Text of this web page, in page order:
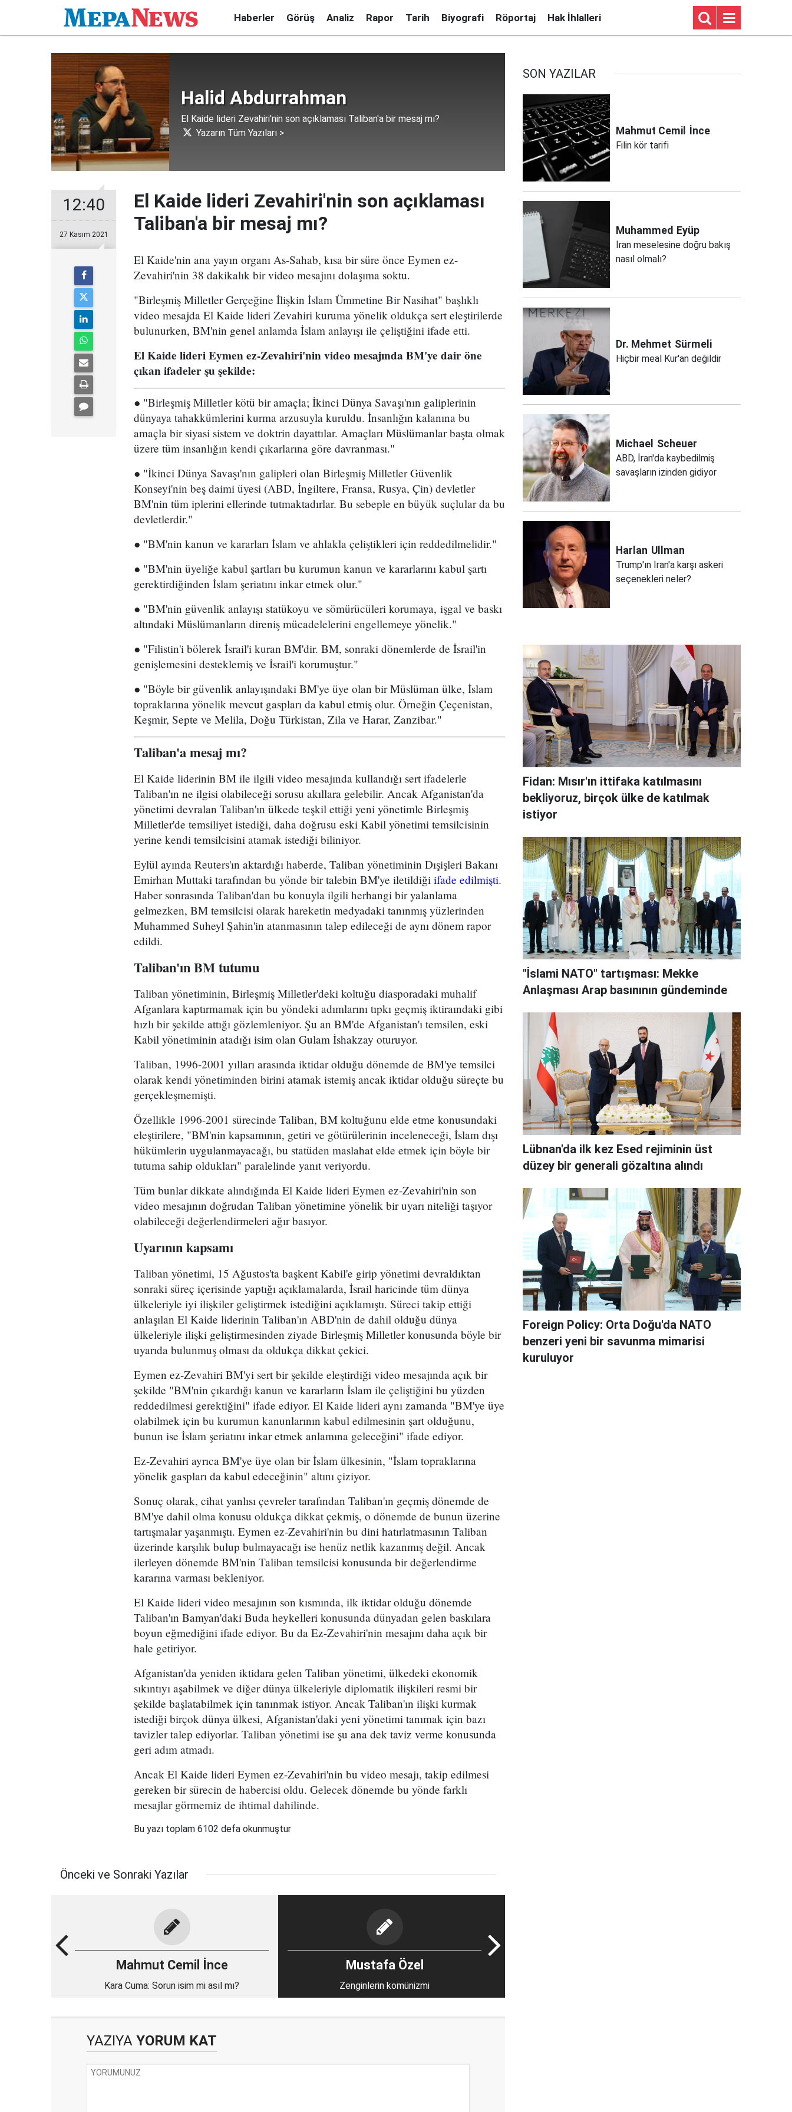
Haberler Görüş Analiz Rapor Tarih Biyografi Röportaj Hak İhlalleri
Halid Abdurrahman
El Kaide lideri Zevahiri'nin son açıklaması Taliban'a bir mesaj mı?
Yazarın Tüm Yazıları >
12:40
27 Kasım 2021
El Kaide lideri Zevahiri'nin son açıklaması
Taliban'a bir mesaj mı?
El Kaide'nin ana yayın organı As-Sahab, kısa bir süre önce Eymen ez-
Zevahiri'nin 38 dakikalık bir video mesajını dolaşıma soktu.
"Birleşmiş Milletler Gerçeğine İlişkin İslam Ümmetine Bir Nasihat" başlıklı
video mesajda El Kaide lideri Zevahiri kuruma yönelik oldukça sert eleştirilerde
bulunurken, BM'nin genel anlamda İslam anlayışı ile çeliştiğini ifade etti.
El Kaide lideri Eymen ez-Zevahiri'nin video mesajında BM'ye dair öne
çıkan ifadeler şu şekilde:
● "Birleşmiş Milletler kötü bir amaçla; İkinci Dünya Savaşı'nın galiplerinin
dünyaya tahakkümlerini kurma arzusuyla kuruldu. İnsanlığın kalanına bu
amaçla bir siyasi sistem ve doktrin dayattılar. Amaçları Müslümanlar başta olmak
üzere tüm insanlığın kendi çıkarlarına göre davranması."
● "İkinci Dünya Savaşı'nın galipleri olan Birleşmiş Milletler Güvenlik
Konseyi'nin beş daimi üyesi (ABD, İngiltere, Fransa, Rusya, Çin) devletler
BM'nin tüm iplerini ellerinde tutmaktadırlar. Bu sebeple en büyük suçlular da bu
devletlerdir."
● "BM'nin kanun ve kararları İslam ve ahlakla çeliştikleri için reddedilmelidir."
● "BM'nin üyeliğe kabul şartları bu kurumun kanun ve kararlarını kabul şartı
gerektirdiğinden İslam şeriatını inkar etmek olur."
● "BM'nin güvenlik anlayışı statükoyu ve sömürücüleri korumaya, işgal ve baskı
altındaki Müslümanların direniş mücadelelerini engellemeye yönelik."
● "Filistin'i bölerek İsrail'i kuran BM'dir. BM, sonraki dönemlerde de İsrail'in
genişlemesini desteklemiş ve İsrail'i korumuştur."
● "Böyle bir güvenlik anlayışındaki BM'ye üye olan bir Müslüman ülke, İslam
topraklarına yönelik mevcut gaspları da kabul etmiş olur. Örneğin Çeçenistan,
Keşmir, Septe ve Melila, Doğu Türkistan, Zila ve Harar, Zanzibar."
Taliban'a mesaj mı?
El Kaide liderinin BM ile ilgili video mesajında kullandığı sert ifadelerle
Taliban'ın ne ilgisi olabileceği sorusu akıllara gelebilir. Ancak Afganistan'da
yönetimi devralan Taliban'ın ülkede teşkil ettiği yeni yönetimle Birleşmiş
Milletler'de temsiliyet istediği, daha doğrusu eski Kabil yönetimi temsilcisinin
yerine kendi temsilcisini atamak istediği biliniyor.
Eylül ayında Reuters'ın aktardığı haberde, Taliban yönetiminin Dışişleri Bakanı
Emirhan Muttaki tarafından bu yönde bir talebin BM'ye iletildiği ifade edilmişti.
Haber sonrasında Taliban'dan bu konuyla ilgili herhangi bir yalanlama
gelmezken, BM temsilcisi olarak hareketin medyadaki tanınmış yüzlerinden
Muhammed Suheyl Şahin'in atanmasının talep edileceği de aynı dönem rapor
edildi.
Taliban'ın BM tutumu
Taliban yönetiminin, Birleşmiş Milletler'deki koltuğu diasporadaki muhalif
Afganlara kaptırmamak için bu yöndeki adımlarını tıpkı geçmiş iktiraındaki gibi
hızlı bir şekilde attığı gözlemleniyor. Şu an BM'de Afganistan'ı temsilen, eski
Kabil yönetiminin atadığı isim olan Gulam İshakzay oturuyor.
Taliban, 1996-2001 yılları arasında iktidar olduğu dönemde de BM'ye temsilci
olarak kendi yönetiminden birini atamak istemiş ancak iktidar olduğu süreçte bu
gerçekleşmemişti.
Özellikle 1996-2001 sürecinde Taliban, BM koltuğunu elde etme konusundaki
eleştirilere, "BM'nin kapsamının, getiri ve götürülerinin inceleneceği, İslam dışı
hükümlerin uygulanmayacağı, bu statüden maslahat elde etmek için böyle bir
tutuma sahip oldukları" paralelinde yanıt veriyordu.
Tüm bunlar dikkate alındığında El Kaide lideri Eymen ez-Zevahiri'nin son
video mesajının doğrudan Taliban yönetimine yönelik bir uyarı niteliği taşıyor
olabileceği değerlendirmeleri ağır basıyor.
Uyarının kapsamı
Taliban yönetimi, 15 Ağustos'ta başkent Kabil'e girip yönetimi devraldıktan
sonraki süreç içerisinde yaptığı açıklamalarda, İsrail haricinde tüm dünya
ülkeleriyle iyi ilişkiler geliştirmek istediğini açıklamıştı. Süreci takip ettiği
anlaşılan El Kaide liderinin Taliban'ın ABD'nin de dahil olduğu dünya
ülkeleriyle ilişki geliştirmesinden ziyade Birleşmiş Milletler konusunda böyle bir
uyarıda bulunmuş olması da oldukça dikkat çekici.
Eymen ez-Zevahiri BM'yi sert bir şekilde eleştirdiği video mesajında açık bir
şekilde "BM'nin çıkardığı kanun ve kararların İslam ile çeliştiğini bu yüzden
reddedilmesi gerektiğini" ifade ediyor. El Kaide lideri aynı zamanda "BM'ye üye
olabilmek için bu kurumun kanunlarının kabul edilmesinin şart olduğunu,
bunun ise İslam şeriatını inkar etmek anlamına geleceğini" ifade ediyor.
Ez-Zevahiri ayrıca BM'ye üye olan bir İslam ülkesinin, "İslam topraklarına
yönelik gaspları da kabul edeceğinin" altını çiziyor.
Sonuç olarak, cihat yanlısı çevreler tarafından Taliban'ın geçmiş dönemde de
BM'ye dahil olma konusu oldukça dikkat çekmiş, o dönemde de bunun üzerine
tartışmalar yaşanmıştı. Eymen ez-Zevahiri'nin bu dini hatırlatmasının Taliban
üzerinde karşılık bulup bulmayacağı ise henüz netlik kazanmış değil. Ancak
ilerleyen dönemde BM'nin Taliban temsilcisi konusunda bir değerlendirme
kararına varması bekleniyor.
El Kaide lideri video mesajının son kısmında, ilk iktidar olduğu dönemde
Taliban'ın Bamyan'daki Buda heykelleri konusunda dünyadan gelen baskılara
boyun eğmediğini ifade ediyor. Bu da Ez-Zevahiri'nin mesajını daha açık bir
hale getiriyor.
Afganistan'da yeniden iktidara gelen Taliban yönetimi, ülkedeki ekonomik
sıkıntıyı aşabilmek ve diğer dünya ülkeleriyle diplomatik ilişkileri resmi bir
şekilde başlatabilmek için tanınmak istiyor. Ancak Taliban'ın ilişki kurmak
istediği birçok dünya ülkesi, Afganistan'daki yeni yönetimi tanımak için bazı
tavizler talep ediyorlar. Taliban yönetimi ise şu ana dek taviz verme konusunda
geri adım atmadı.
Ancak El Kaide lideri Eymen ez-Zevahiri'nin bu video mesajı, takip edilmesi
gereken bir sürecin de habercisi oldu. Gelecek dönemde bu yönde farklı
mesajlar görmemiz de ihtimal dahilinde.
Bu yazı toplam 6102 defa okunmuştur
Önceki ve Sonraki Yazılar
Mahmut Cemil İnce
Kara Cuma: Sorun isim mi asıl mı?
Mustafa Özel
Zenginlerin komünizmi
YAZIYA YORUM KAT
SON YAZILAR
Mahmut Cemil İnce
Filin kör tarifi
Muhammed Eyüp
İran meselesine doğru bakış
nasıl olmalı?
Dr. Mehmet Sürmeli
Hiçbir meal Kur'an değildir
Michael Scheuer
ABD, İran'da kaybedilmiş
savaşların izinden gidiyor
Harlan Ullman
Trump'ın İran'a karşı askeri
seçenekleri neler?
Fidan: Mısır'ın ittifaka katılmasını
bekliyoruz, birçok ülke de katılmak
istiyor
"İslami NATO" tartışması: Mekke
Anlaşması Arap basınının gündeminde
Lübnan'da ilk kez Esed rejiminin üst
düzey bir generali gözaltına alındı
Foreign Policy: Orta Doğu'da NATO
benzeri yeni bir savunma mimarisi
kuruluyor